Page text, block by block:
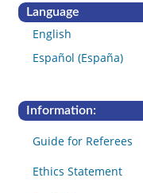
Language
English
Español (España)
Information:
Guide for Referees
Ethics Statement